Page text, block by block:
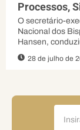
Processos,
orienta
O secretário-
Nacional dos
Hansen,
28 de julho de
POR